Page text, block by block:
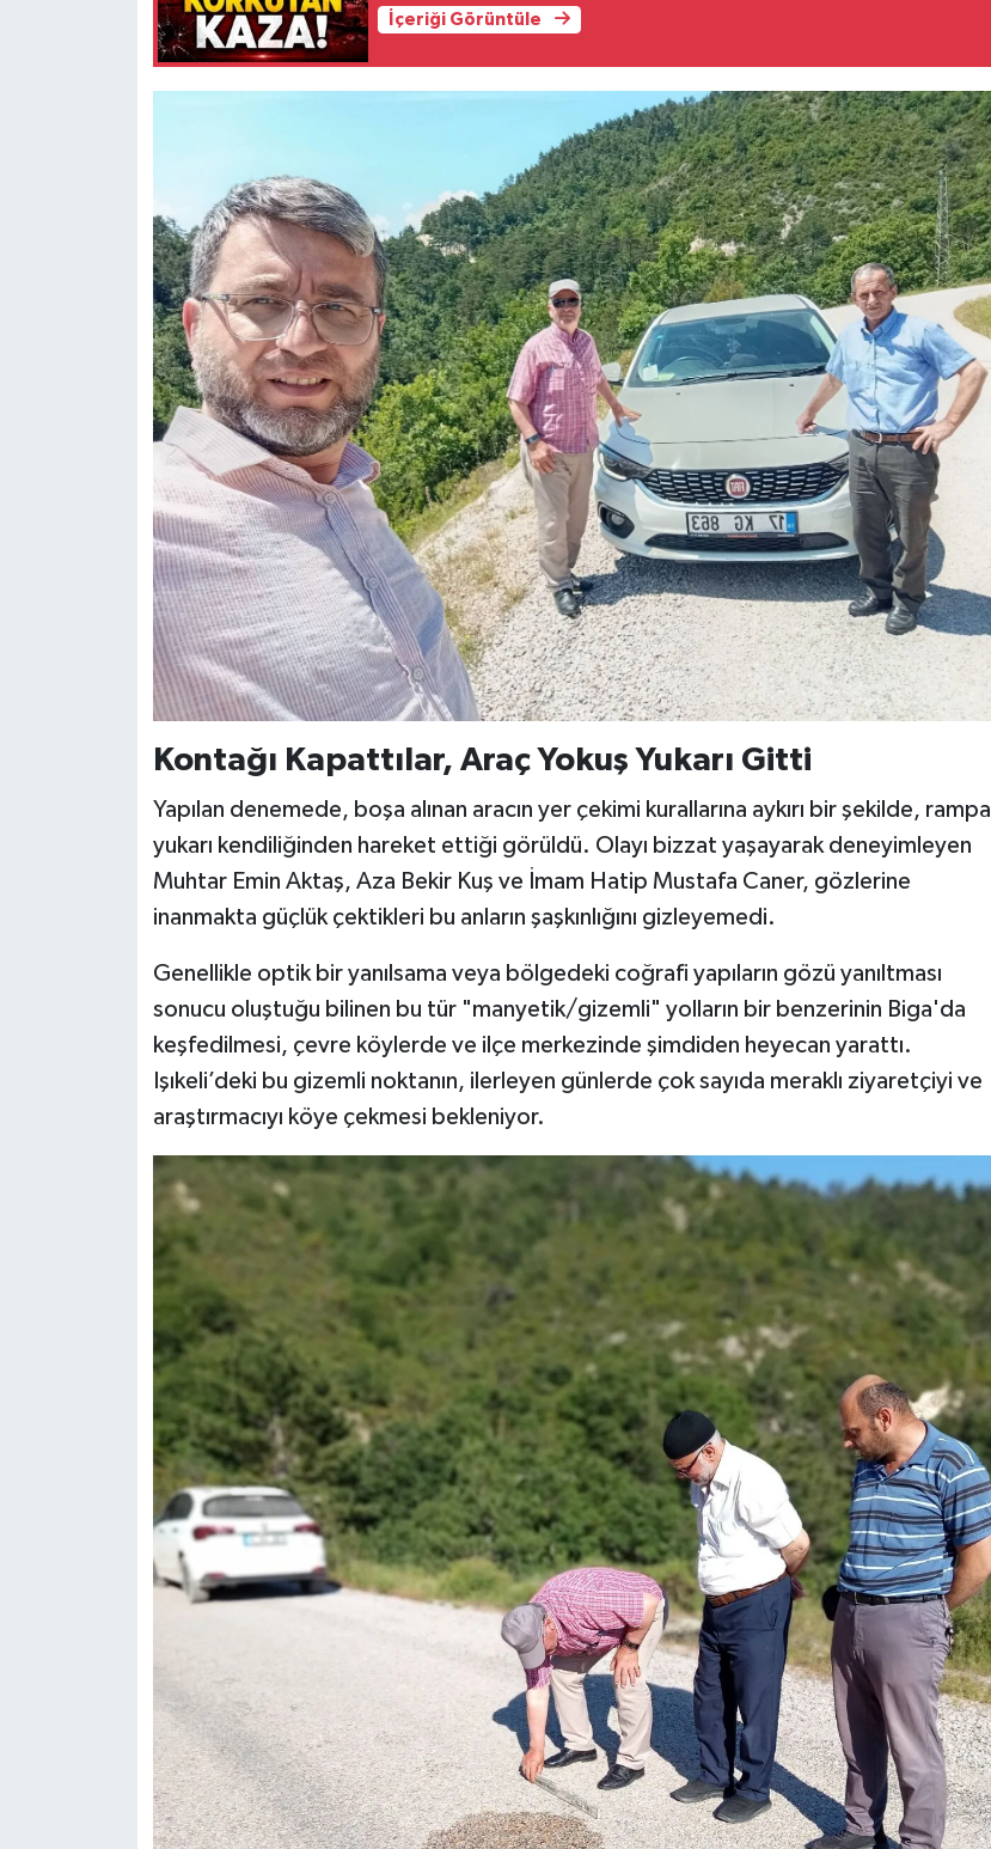
İçeriği Görüntüle
Kontağı Kapattılar, Araç Yokuş Yukarı Gitti
Yapılan denemede, boşa alınan aracın yer çekimi kurallarına aykırı bir şekilde, rampa
yukarı kendiliğinden hareket ettiği görüldü. Olayı bizzat yaşayarak deneyimleyen
Muhtar Emin Aktaş, Aza Bekir Kuş ve İmam Hatip Mustafa Caner, gözlerine
inanmakta güçlük çektikleri bu anların şaşkınlığını gizleyemedi.
Genellikle optik bir yanılsama veya bölgedeki coğrafi yapıların gözü yanıltması
sonucu oluştuğu bilinen bu tür "manyetik/gizemli" yolların bir benzerinin Biga'da
keşfedilmesi, çevre köylerde ve ilçe merkezinde şimdiden heyecan yarattı.
Işıkeli’deki bu gizemli noktanın, ilerleyen günlerde çok sayıda meraklı ziyaretçiyi ve
araştırmacıyı köye çekmesi bekleniyor.